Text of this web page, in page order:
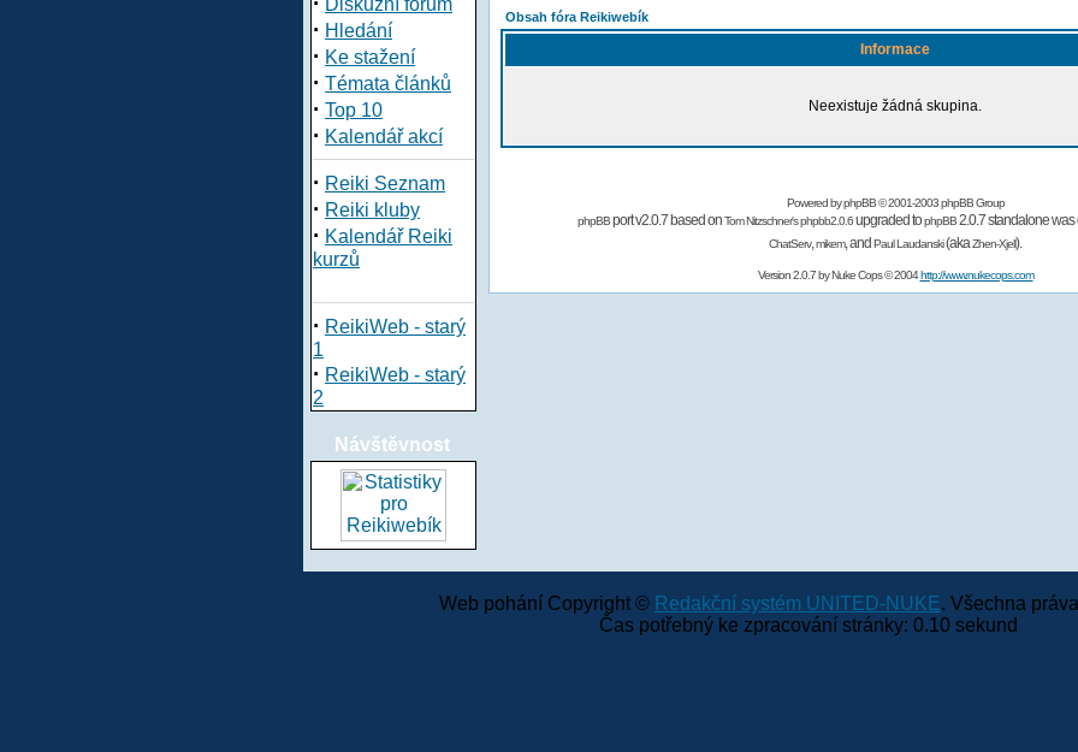
Diskuzní fórum
· Hledání
· Ke stažení
· Témata článků
· Top 10
· Kalendář akcí
· Reiki Seznam
· Reiki kluby
· Kalendář Reiki
kurzů
· ReikiWeb - starý
1
· ReikiWeb - starý
2
Návštěvnost
Obsah fóra Reikiwebík
Informace
Neexistuje žádná skupina.
Powered byphpBB© 2001-2003 phpBB Group
phpBBport v2.0.7 based onTom Nitzschner'sphpbb2.0.6upgraded tophpBB2.0.7 standalone
ChatServ,mikem,and Paul Laudanski(akaZhen-Xjell).
Version 2.0.7 byNuke Cops© 2004http://www.nukecops.com
Web pohání Copyright © Redakční systém UNITED-NUKE. Všechna
Čas potřebný ke zpracování stránky: 0.10 sekund